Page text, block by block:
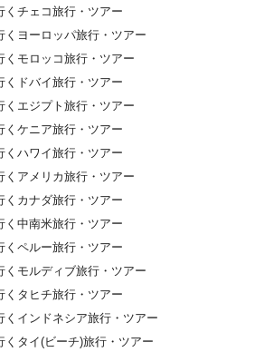
くチェコ旅行・ツアー
くヨーロッパ旅行・ツアー
くモロッコ旅行・ツアー
くドバイ旅行・ツアー
くエジプト旅行・ツアー
くケニア旅行・ツアー
くハワイ旅行・ツアー
くアメリカ旅行・ツアー
くカナダ旅行・ツアー
く中南米旅行・ツアー
くペルー旅行・ツアー
くモルディブ旅行・ツアー
くタヒチ旅行・ツアー
くインドネシア旅行・ツアー
くタイ(ビーチ)旅行・ツアー